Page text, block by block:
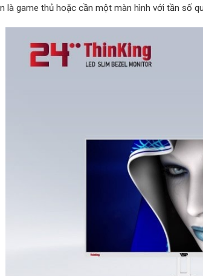
là game thủ hoặc cần một màn hình với tần số